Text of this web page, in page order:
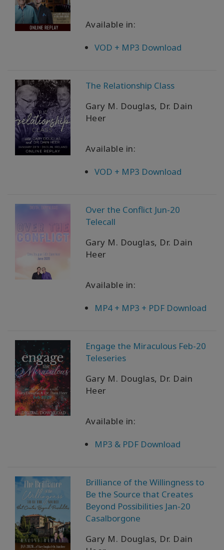
Available in:
VOD + MP3 Download
The Relationship Class
Gary M. Douglas, Dr. Dain
Heer
Available in:
VOD + MP3 Download
Over the Conflict Jun-20
Telecall
Gary M. Douglas, Dr. Dain
Heer
Available in:
MP4 + MP3 + PDF Download
Engage the Miraculous Feb-20
Teleseries
Gary M. Douglas, Dr. Dain
Heer
Available in:
MP3 & PDF Download
Brilliance of the Willingness to
Be the Source that Creates
Beyond Possibilities Jan-20
Casalborgone
Gary M. Douglas, Dr. Dain